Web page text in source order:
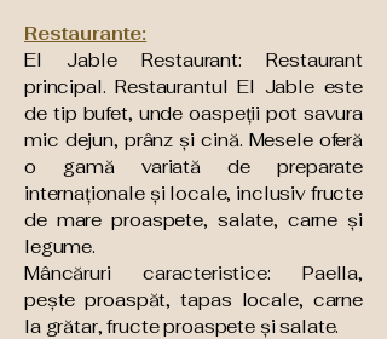
Restaurante:
El Jable Restaurant: Restaurant
principal. Restaurantul El Jable este
de tip bufet, unde oaspeții pot savura
mic dejun, prânz și cină. Mesele oferă
o gamă variată de preparate
internaționale și locale, inclusiv fructe
de mare proaspete, salate, carne și
legume.
Mâncăruri caracteristice: Paella,
pește proaspăt, tapas locale, carne
la grătar, fructe proaspete și salate.